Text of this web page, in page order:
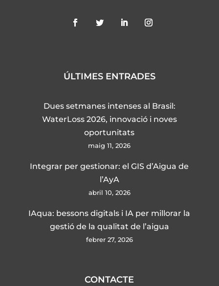
ÚLTIMES ENTRADES
Dues setmanes intenses al Brasil:
WaterLoss 2026, innovació i noves
oportunitats
maig 11, 2026
Integrar per gestionar: el GIS d’Aigua de
l’AyA
abril 10, 2026
IAqua: bessons digitals i IA per millorar la
gestió de la qualitat de l’aigua
febrer 27, 2026
CONTACTE